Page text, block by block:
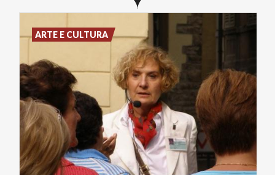
ARTE E CULTURA